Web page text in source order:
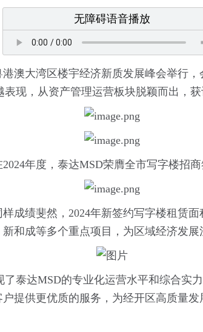
无障碍语音播放
澳大湾区楼宇经济新质发展峰会举行
现，从资产管理运营板块脱颖而出，获
年度，泰达MSD荣膺全市写字楼招商
成绩斐然，2024年新签约写字楼租赁
和成等多个重点项目，为区域经济发展
泰达MSD的专业化运营水平和综合实
提供更优质的服务，为经开区高质量发